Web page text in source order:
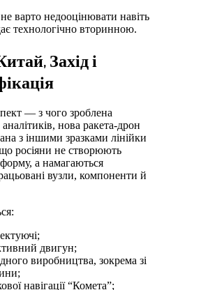
варто недооцінювати навіть
технологічно вторинною.
Захід і
— з чого зроблена
нова ракета-дрон
з іншими зразками лінійки
росіяни не створюють
а намагаються
вузли, компоненти й
двигун;
виробництва, зокрема зі
навігації “Комета”;